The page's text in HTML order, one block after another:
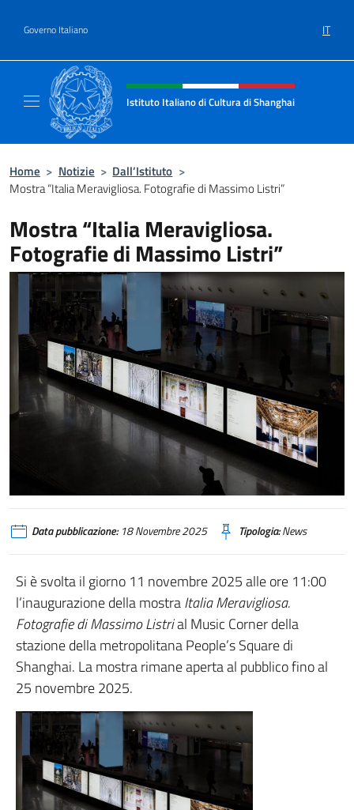
Governo Italiano IT
Intestazione sito, social e menù
Istituto Italiano di Cultura di Shanghai
Home > Notizie > Dall’Istituto >
Mostra “Italia Meravigliosa. Fotografie di Massimo Listri”
Mostra “Italia Meravigliosa.
Fotografie di Massimo Listri”
Data pubblicazione:18 Novembre 2025 Tipologia:News
Si è svolta il giorno 11 novembre 2025 alle ore 11:00
l’inaugurazione della mostraItalia Meravigliosa.
Fotografie di Massimo Listrial Music Corner della
stazione della metropolitana People’s Square di
Shanghai. La mostra rimane aperta al pubblico fino al
25 novembre 2025.